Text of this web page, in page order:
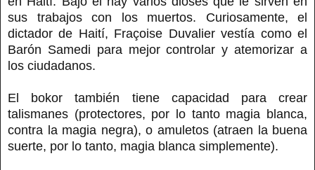
sus trabajos con los muertos. Curiosamente, el
dictador de Haití, Fraçoise Duvalier vestía como el
Barón Samedi para mejor controlar y atemorizar a
los ciudadanos.
El bokor también tiene capacidad para crear
talismanes (protectores, por lo tanto magia blanca,
contra la magia negra), o amuletos (atraen la buena
suerte, por lo tanto, magia blanca simplemente).